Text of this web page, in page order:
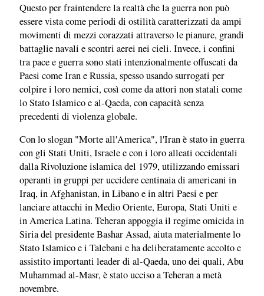
Questo per fraintendere la realtà che la guerra non può
essere vista come periodi di ostilità caratterizzati da ampi
movimenti di mezzi corazzati attraverso le pianure, grandi
battaglie navali e scontri aerei nei cieli. Invece, i confini
tra pace e guerra sono stati intenzionalmente offuscati da
Paesi come Iran e Russia, spesso usando surrogati per
colpire i loro nemici, così come da attori non statali come
lo Stato Islamico e al-Qaeda, con capacità senza
precedenti di violenza globale.
Con lo slogan "Morte all'America", l'Iran è stato in guerra
con gli Stati Uniti, Israele e con i loro alleati occidentali
dalla Rivoluzione islamica del 1979, utilizzando emissari
operanti in gruppi per uccidere centinaia di americani in
Iraq, in Afghanistan, in Libano e in altri Paesi e per
lanciare attacchi in Medio Oriente, Europa, Stati Uniti e
in America Latina. Teheran appoggia il regime omicida in
Siria del presidente Bashar Assad, aiuta materialmente lo
Stato Islamico e i Talebani e ha deliberatamente accolto e
assistito importanti leader di al-Qaeda, uno dei quali, Abu
Muhammad al-Masr, è stato ucciso a Teheran a metà
novembre.